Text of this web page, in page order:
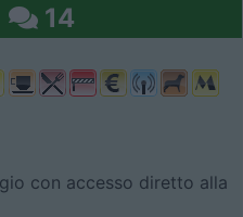
14
con accesso diretto alla